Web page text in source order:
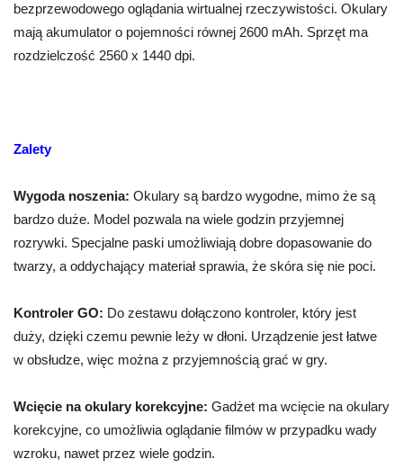
bezprzewodowego oglądania wirtualnej rzeczywistości. Okulary
mają akumulator o pojemności równej 2600 mAh. Sprzęt ma
rozdzielczość 2560 x 1440 dpi.
Zalety
Wygoda noszenia: Okulary są bardzo wygodne, mimo że są
bardzo duże. Model pozwala na wiele godzin przyjemnej
rozrywki. Specjalne paski umożliwiają dobre dopasowanie do
twarzy, a oddychający materiał sprawia, że skóra się nie poci.
Kontroler GO: Do zestawu dołączono kontroler, który jest
duży, dzięki czemu pewnie leży w dłoni. Urządzenie jest łatwe
w obsłudze, więc można z przyjemnością grać w gry.
Wcięcie na okulary korekcyjne: Gadżet ma wcięcie na okulary
korekcyjne, co umożliwia oglądanie filmów w przypadku wady
wzroku, nawet przez wiele godzin.